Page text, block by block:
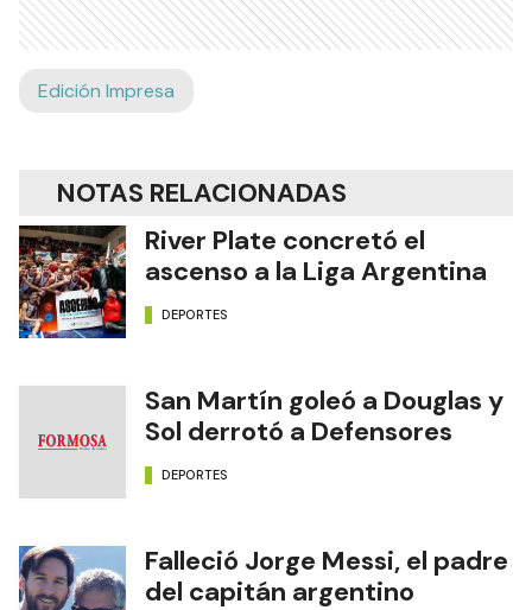
Edición Impresa
NOTAS RELACIONADAS
River Plate concretó el
ascenso a la Liga Argentina
DEPORTES
San Martín goleó a Douglas y
Sol derrotó a Defensores
DEPORTES
Falleció Jorge Messi, el padre
del capitán argentino